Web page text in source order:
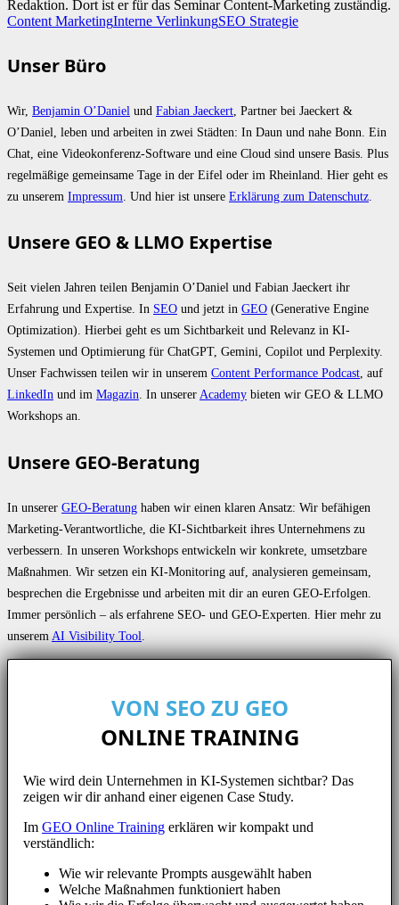
Redaktion. Dort ist er für das Seminar Content-Marketing zuständig.
Content MarketingInterne VerlinkungSEO Strategie
Unser Büro
Wir, Benjamin O’Daniel und Fabian Jaeckert , Partner bei Jaeckert &
O’Daniel, leben und arbeiten in zwei Städten: In Daun und nahe Bonn. Ein
Chat, eine Videokonferenz-Software und eine Cloud sind unsere Basis. Plus
regelmäßige gemeinsame Tage in der Eifel oder im Rheinland. Hier geht es
zu unserem Impressum . Und hier ist unsere Erklärung zum Datenschutz
Unsere GEO & LLMO Expertise
Seit vielen Jahren teilen Benjamin O’Daniel und Fabian Jaeckert ihr
Erfahrung und Expertise. In SEO und jetzt in GEO (Generative Engine
Optimization). Hierbei geht es um Sichtbarkeit und Relevanz in KI-
Systemen und Optimierung für ChatGPT, Gemini, Copilot und Perplexity.
Unser Fachwissen teilen wir in unserem Content Performance Podcast, auf
LinkedIn und im Magazin. In unsererAcademy bieten wir GEO & LLMO
Workshops an.
Unsere GEO-Beratung
In unserer GEO-Beratung haben wir einen klaren Ansatz: Wir befähigen
Marketing-Verantwortliche, die KI-Sichtbarkeit ihres Unternehmens zu
verbessern. In unseren Workshops entwickeln wir konkrete, umsetzbare
Maßnahmen. Wir setzen ein KI-Monitoring auf, analysieren gemeinsam,
besprechen die Ergebnisse und arbeiten mit dir an euren GEO-Erfolgen.
Immer persönlich – als erfahrene SEO- und GEO-Experten. Hier mehr zu
unserem AI Visibility Tool
VON SEO ZU GEO
ONLINE TRAINING
Wie wird dein Unternehmen in KI-Systemen sichtbar? Das
zeigen wir dir anhand einer eigenen Case Study.
Im GEO Online Training erklären wir kompakt und
verständlich:
Wie wir relevante Prompts ausgewählt haben
Welche Maßnahmen funktioniert haben